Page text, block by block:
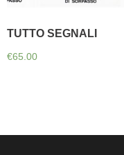
TUTTO SEGNALI
€65.00